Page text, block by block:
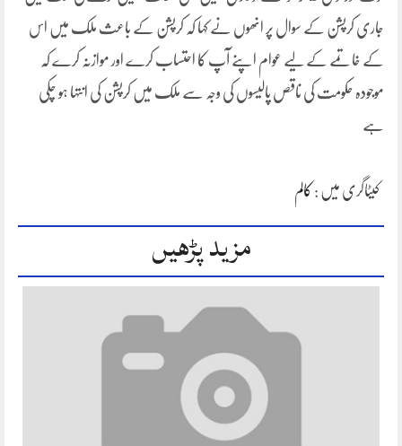
جاری کرپشن کے سوال پر انھوں نے کہا کہ کرپشن کے باعث ملک میں اس
کے خاتمے کے لیے عوام اپنے آپ کا احتساب کرے اور موازنہ کرے کہ
موجودہ حکومت کی ناقص پالیسوں کی وجہ سے ملک میں کرپشن کی انتہا ہو چکی
ہے
کیٹاگری میں : کالم
مزید پڑھیں